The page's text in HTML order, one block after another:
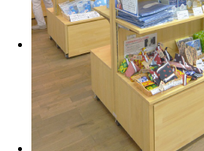
飲食料品店
インフォメーション
よくある質問
FAXでのお見積り・ご注文
製品について
納期・納品について